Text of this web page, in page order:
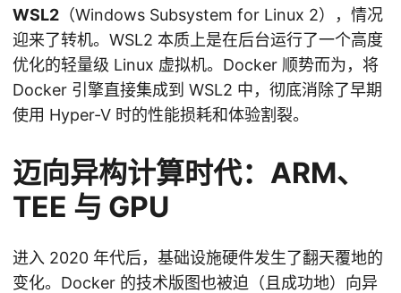
WSL2 （Windows Subsystem for Linux 2），情况
迎来了转机。WSL2 本质上是在后台运行了一个高度
优化的轻量级 Linux 虚拟机。Docker 顺势而为，将
Docker 引擎直接集成到 WSL2 中，彻底消除了早期
使用 Hyper-V 时的性能损耗和体验割裂。
迈向异构计算时代：ARM、
TEE 与 GPU
进入 2020 年代后，基础设施硬件发生了翻天覆地的
变化。Docker 的技术版图也被迫（且成功地）向异